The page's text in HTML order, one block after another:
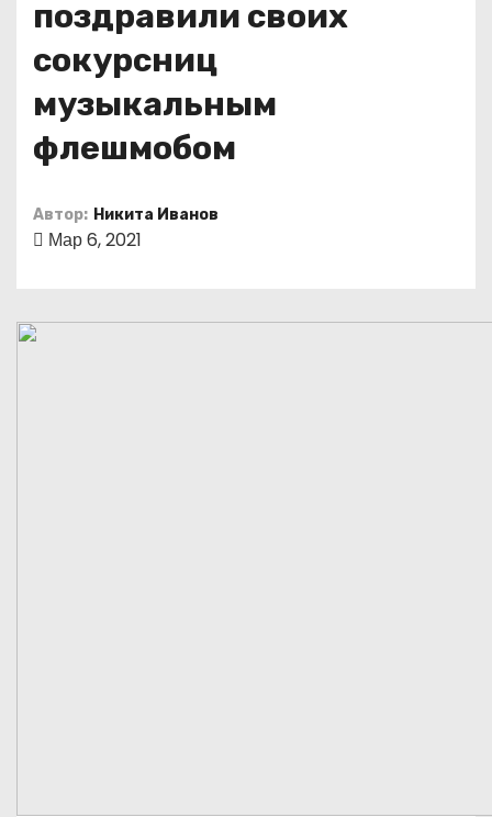
поздравили своих
сокурсниц
музыкальным
флешмобом
Автор: Никита Иванов
Мар 6, 2021